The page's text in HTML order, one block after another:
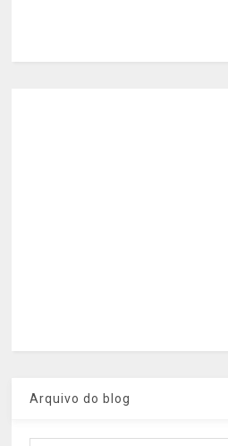
Arquivo do blog